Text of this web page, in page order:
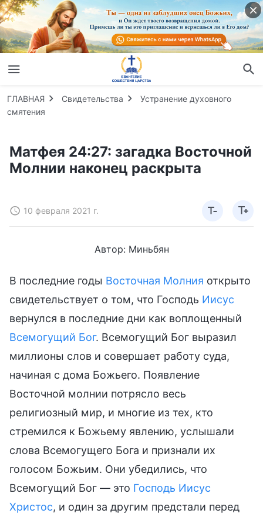
ГЛАВНАЯ Свидетельства
Устранение духовного
смятения
Матфея 24:27: загадка Восточной
Молнии наконец раскрыта
10 февраля 2021 г.
Автор: Миньбян
В последние годы Восточная Молния открыто
свидетельствует о том, что Господь Иисус
вернулся в последние дни как воплощенный
Всемогущий Бог. Всемогущий Бог выразил
миллионы слов и совершает работу суда,
начиная с дома Божьего. Появление
Восточной молнии потрясло весь
религиозный мир, и многие из тех, кто
стремился к Божьему явлению, услышали
слова Всемогущего Бога и признали их
голосом Божьим. Они убедились, что
Всемогущий Бог — это Господь Иисус
Христос, и один за другим предстали перед